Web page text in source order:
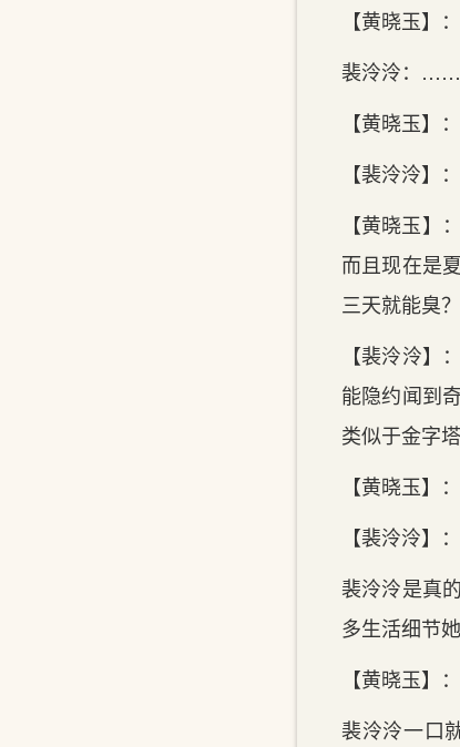
【黄晓玉】
裴泠泠：……
【黄晓玉】
【裴泠泠】
【黄晓玉】
而且现在是
三天就能臭？
【裴泠泠
能隐约闻到
类似于金字
【黄晓玉】
【裴泠泠】
裴泠泠是真
多生活细节
【黄晓玉】
裴泠泠一口